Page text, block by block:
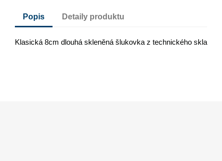
Popis Detaily produktu
Klasická 8cm dlouhá skleněná šlukovka z technického skla